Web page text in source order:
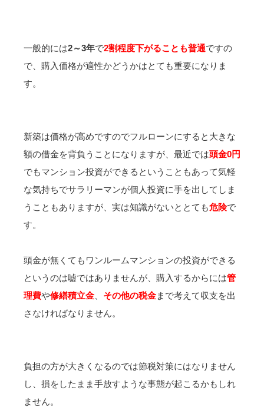
一般的には2～3年で2割程度下がることも普通ですの
で、購入価格が適性かどうかはとても重要になりま
す。
新築は価格が高めですのでフルローンにすると大きな
額の借金を背負うことになりますが、最近では頭金0円
でもマンション投資ができるということもあって気軽
な気持ちでサラリーマンが個人投資に手を出してしま
うこともありますが、実は知識がないととても危険で
す。
頭金が無くてもワンルームマンションの投資ができる
というのは嘘ではありませんが、購入するからには管
理費や修繕積立金 その他の税金まで考えて収支を出
さなければなりません。
負担の方が大きくなるのでは節税対策にはなりません
し、損をしたまま手放すような事態が起こるかもしれ
ません。